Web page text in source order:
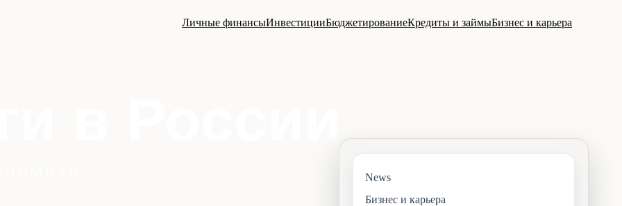
Личные финансыИнвестицииБюджетированиеКредиты и займыБизнес и карьера
News
Бизнес и карьера